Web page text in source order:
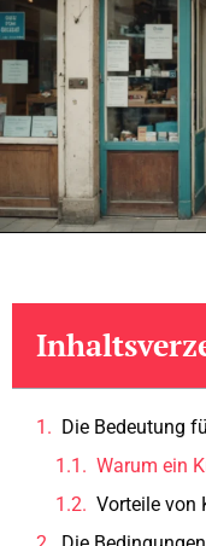
Die Bedeutung
Warum ein
Vorteile von